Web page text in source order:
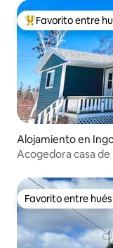
Favorito entre
Favorito entre
Alojamiento en
Acogedora casa de
Favorito entre
Favorito entre